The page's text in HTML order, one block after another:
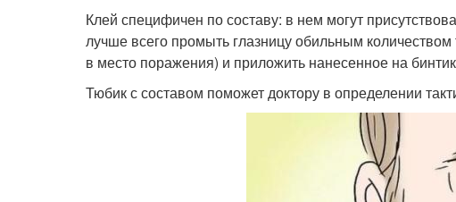
Клей специфичен по составу: в нем могут
лучше всего промыть глазницу обильным
в место поражения) и приложить нанесенное на
Тюбик с составом поможет доктору в определении